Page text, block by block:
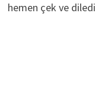
hemen çek ve